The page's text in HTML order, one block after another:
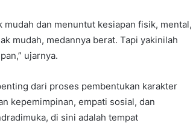
dan menuntut kesiapan fisik, mental,
mudah, medannya berat. Tapi yakinilah
ujarnya.
dari proses pembentukan karakter
kepemimpinan, empati sosial, dan
di sini adalah tempat